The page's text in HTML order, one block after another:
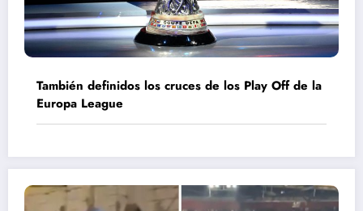
También definidos los cruces de los Play Off de la
Europa League